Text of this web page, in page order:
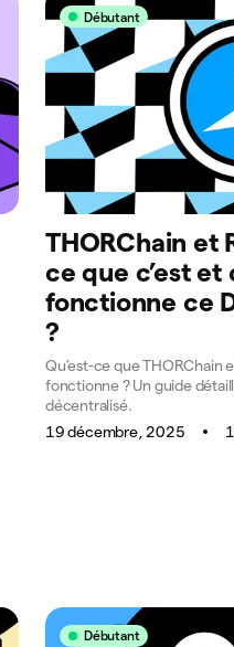
Débutant
THORChain et
ce que c’est
fonctionne ce
?
Qu’est-ce que THORChain
fonctionne ? Un guide
décentralisé.
19 décembre, 2025
Débutant